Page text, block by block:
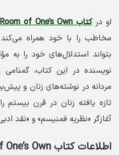
او درکتاب A Room of One’s Own
مخاطب را با خود همراه
بتواند استدلال‌های خود را به
نویسنده در این کتاب،
مردانه در نوشته‌های زنان و
تازه یافته زنان در قرن
آغازگر «نظریه فمنیسم» و «نقد
اطلاعات کتاب A Room of One’s Own